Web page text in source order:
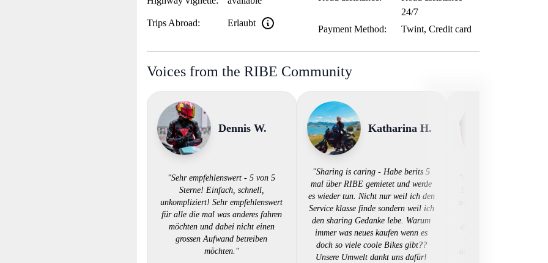
Trips Abroad: Erlaubt
24/7
Payment Method:
Twint, Credit card
Voices from the RIBE Community
Dennis W.
"Sehr empfehlenswert - 5 von 5
Sterne! Einfach, schnell,
unkompliziert! Sehr empfehlenswert
für alle die mal was anderes fahren
möchten und dabei nicht einen
grossen Aufwand betreiben
möchten."
Katharina H.
"Sharing is caring - Habe berits 5
mal über RIBE gemietet und werde
es wieder tun. Nicht nur weil ich den
Service klasse finde sondern weil ich
den sharing Gedanke lebe. Warum
immer was neues kaufen wenn es
doch so viele coole Bikes gibt??
Unsere Umwelt dankt uns dafür!
sehr unkompliziert. Bike